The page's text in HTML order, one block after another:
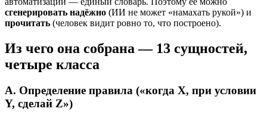
сгенерировать надёжно (ИИ не может «намахать рукой») и
прочитать (человек видит ровно то, что построено).
Из чего она собрана — 13 сущностей,
четыре класса
A. Определение правила («когда X, при условии
Y, сделай Z»)